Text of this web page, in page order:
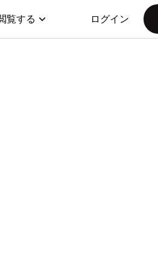
覧する ログイン